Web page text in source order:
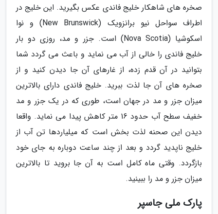
صخره های شاهکار خلیج فاندی عکس بگیرید. این خلیج در
اطراف سواحل نیو برانزویک (New Brunswick) و نوا
اسکوشیا (Nova Scotia) است. جزر و مد، روزی دو بار
خلیج فاندی را خالی از آب می نماید و باعث می گردد شما
بتوانید در آن قدم زده، از غارهای آن جا دیدن کنید و از
صخره های آن جا لذت ببرید. خلیج فاندی دارای بالاترین
میزان جزر و مد در جهان است، طوری که در یک جزر و مد
خفیف سطح آب حدود 16 متر کاهش پیدا می نماید. واقعا
دیدن این صحنه لذت بخش است که میلیاردها تن آب از
خلیج ناپدید گردد و بعد از چند ساعت دوباره به جای خود
بازگردد. وقتی ماه کامل است به آن جا بروید تا بالاترین
میزان جزر و مد را ببینید.
پارک ملی جاسپر